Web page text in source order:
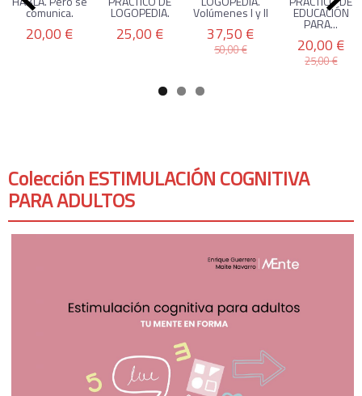
Colección ESTIMULACIÓN COGNITIVA
PARA ADULTOS
comunica.
20,00 €
LOGOPEDIA.
25,00 €
Volúmenes I y II
37,50 €
50,00 €
EDUCACIÓN
PARA...
20,00 €
25,00 €